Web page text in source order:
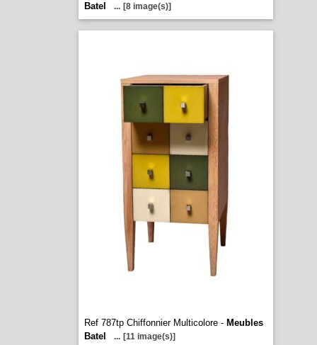
Batel
... [8 image(s)]
Ref 787tp Chiffonnier Multicolore - Meubles
Batel
... [11 image(s)]